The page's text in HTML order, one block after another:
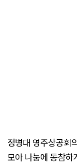
정병대 영주상공회
모아 나눔에 동참